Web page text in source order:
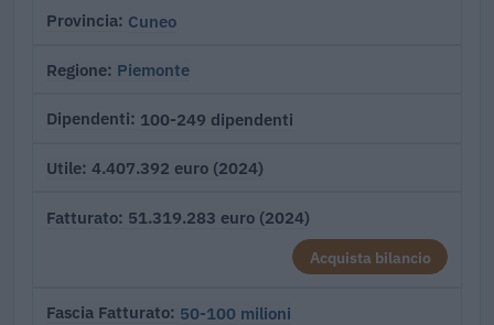
Provincia Cuneo
Regione Piemonte
Dipendenti 100-249 dipendenti
Utile 4.407.392 euro (2024)
Fatturato 51.319.283 euro (2024)
Acquista bilancio
Fascia Fatturato 50-100 milioni